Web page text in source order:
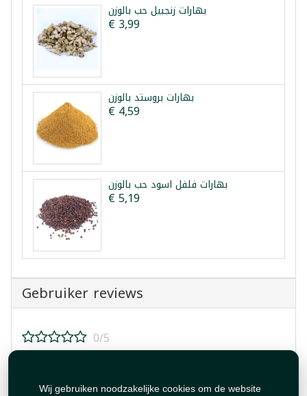
Wij gebruiken noodzakelijke cookies om de website
بهارات زنجبيل حب بالوزن
€ 3,99
بهارات بروستد بالوزن
€ 4,59
بهارات فلفل اسود حب بالوزن
€ 5,19
Gebruiker reviews
0/5